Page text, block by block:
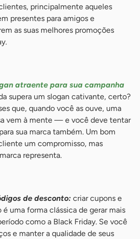
principalmente aqueles
presentes para amigos e
as suas melhores promoções
atraente para sua campanha
supera um slogan cativante, certo?
que, quando você as ouve, uma
vem à mente — e você deve tentar
sua marca também. Um bom
um compromisso, mas
representa.
de desconto: criar cupons e
uma forma clássica de gerar mais
como a Black Friday. Se você
e manter a qualidade de seus